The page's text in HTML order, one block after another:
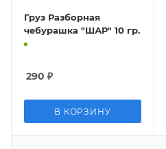
Груз Разборная
чебурашка "ШАР" 10 гр.
290 ₽
В КОРЗИНУ